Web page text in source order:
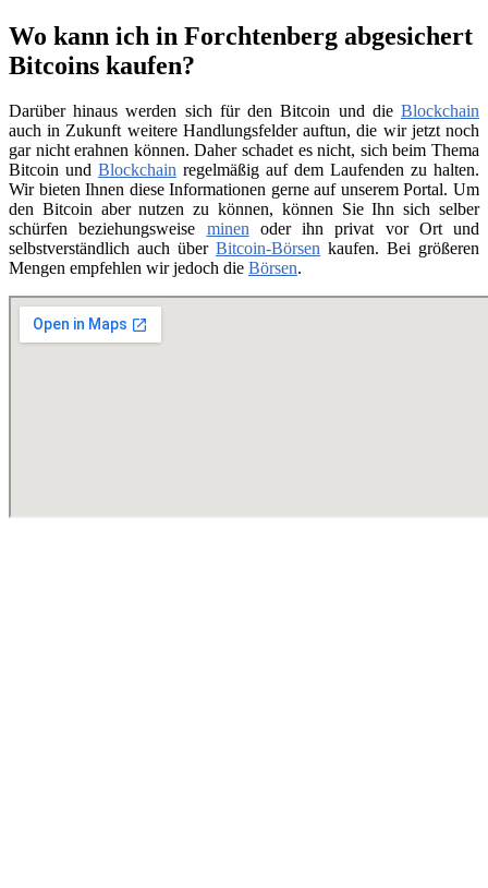
Wo kann ich in Forchtenberg abgesichert
Bitcoins kaufen?
Darüber hinaus werden sich für den Bitcoin und die Blockchain
auch in Zukunft weitere Handlungsfelder auftun, die wir jetzt noch
gar nicht erahnen können. Daher schadet es nicht, sich beim Thema
Bitcoin und Blockchain regelmäßig auf dem Laufenden zu halten.
Wir bieten Ihnen diese Informationen gerne auf unserem Portal. Um
den Bitcoin aber nutzen zu können, können Sie Ihn sich selber
schürfen beziehungsweise minenoder ihn privat vor Ort und
selbstverständlich auch über Bitcoin-Börsen kaufen. Bei größeren
Mengen empfehlen wir jedoch die Börsen.